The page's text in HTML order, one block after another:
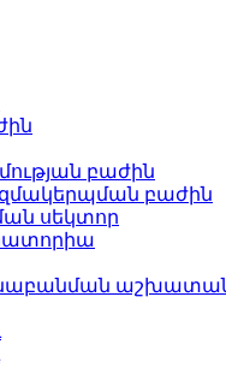
բաժին
բաժին
սեկտոր